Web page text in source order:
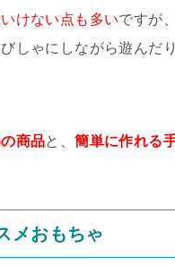
けない点も多いですが
しゃにしながら遊んだ
商品と、簡単に作れる
メおもちゃ